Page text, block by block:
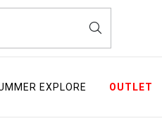
EXPLORE OUTLET